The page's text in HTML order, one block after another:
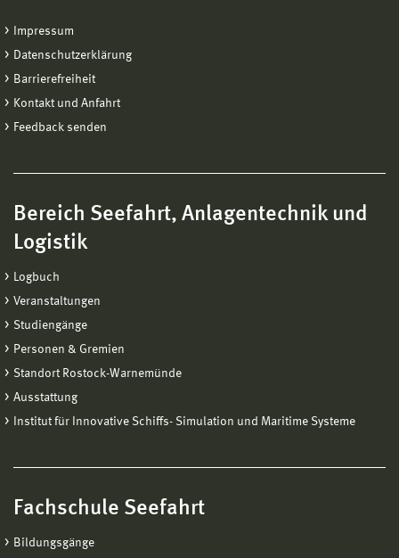
Impressum
Datenschutzerklärung
Barrierefreiheit
Kontakt und Anfahrt
Feedback senden
Bereich Seefahrt, Anlagentechnik und
Logistik
Logbuch
Veranstaltungen
Studiengänge
Personen & Gremien
Standort Rostock-Warnemünde
Ausstattung
Institut für Innovative Schiffs- Simulation und Maritime Systeme
Fachschule Seefahrt
Bildungsgänge